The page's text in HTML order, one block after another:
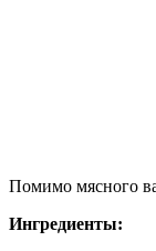
Помимо мясного
Ингредиенты: